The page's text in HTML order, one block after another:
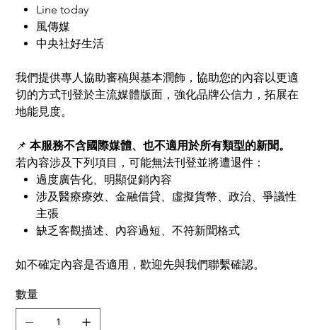
Line today
風傳媒
中央社好生活
我們提供專人協助審稿與基本潤飾，協助您的內容以更適
切的方式刊登於主流媒體版面，強化品牌公信力，拓展在
地能見度。
📌本服務不含國際媒體、也不適用於所有類型的新聞。
若內容涉及下列項目，可能無法刊登並將遭退件：
過度廣告化、明顯促銷內容
涉及醫療療效、金融借貸、虛擬貨幣、政治、爭議性
主張
缺乏客觀描述、內容過短、不符新聞格式
如不確定內容是否適用，歡迎先與我們聯繫確認。
數量